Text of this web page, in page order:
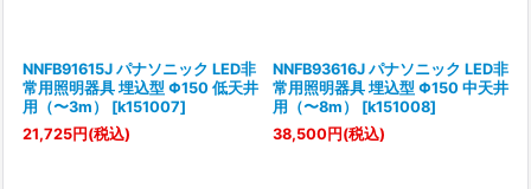
NNFB91615J パナソニック LED非
常用照明器具 埋込型 Φ150 低天井
用（〜3m）
[k151007]
21,725円 (税込)
NNFB93616J パナソニック LED非
常用照明器具 埋込型 Φ150 中天井
用（〜8m）
[k151008]
38,500円 (税込)